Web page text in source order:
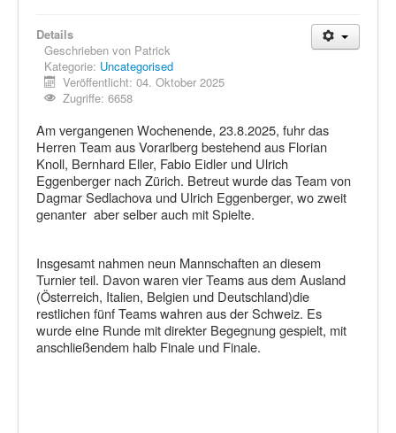
Details
Geschrieben von Patrick
Kategorie: Uncategorised
Veröffentlicht: 04. Oktober 2025
Zugriffe: 6658
Am vergangenen Wochenende, 23.8.2025, fuhr das
Herren Team aus Vorarlberg bestehend aus Florian
Knoll, Bernhard Eller, Fabio Eidler und Ulrich
Eggenberger nach Zürich. Betreut wurde das Team von
Dagmar Sedlachova und Ulrich Eggenberger, wo zweit
genanter aber selber auch mit Spielte.
Insgesamt nahmen neun Mannschaften an diesem
Turnier teil. Davon waren vier Teams aus dem Ausland
(Österreich, Italien, Belgien und Deutschland)die
restlichen fünf Teams wahren aus der Schweiz. Es
wurde eine Runde mit direkter Begegnung gespielt, mit
anschließendem halb Finale und Finale.